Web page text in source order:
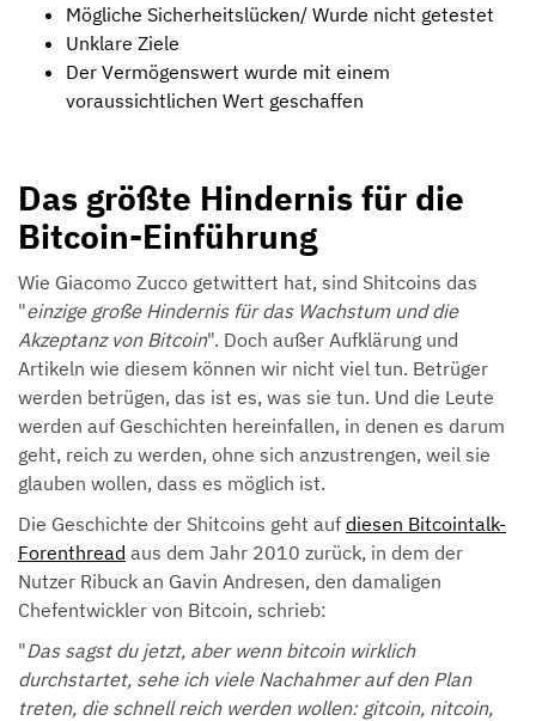
Mögliche Sicherheitslücken/ Wurde nicht getestet
Unklare Ziele
Der Vermögenswert wurde mit einem
voraussichtlichen Wert geschaffen
Das größte Hindernis für die
Bitcoin-Einführung
Wie Giacomo Zucco getwittert hat, sind Shitcoins das
"einzige große Hindernis für das Wachstum und die
Akzeptanz von Bitcoin". Doch außer Aufklärung und
Artikeln wie diesem können wir nicht viel tun. Betrüger
werden betrügen, das ist es, was sie tun. Und die Leute
werden auf Geschichten hereinfallen, in denen es darum
geht, reich zu werden, ohne sich anzustrengen, weil sie
glauben wollen, dass es möglich ist.
Die Geschichte der Shitcoins geht auf diesen Bitcointalk-
Forenthread aus dem Jahr 2010 zurück, in dem der
Nutzer Ribuck an Gavin Andresen, den damaligen
Chefentwickler von Bitcoin, schrieb:
"Das sagst du jetzt, aber wenn bitcoin wirklich
durchstartet, sehe ich viele Nachahmer auf den Plan
treten, die schnell reich werden wollen: gitcoin, nitcoin,